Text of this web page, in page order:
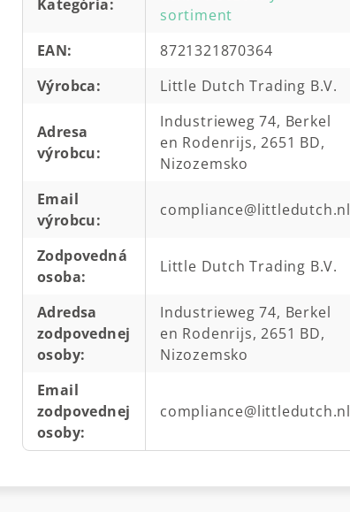
Kategória:
sortiment
EAN:
8721321870364
Výrobca: Little Dutch Trading B.V.
Adresa
výrobcu:
Industrieweg 74, Berkel
en Rodenrijs, 2651 BD,
Nizozemsko
Email
výrobcu:
compliance@littledutch.nl
Zodpovedná
osoba:
Little Dutch Trading B.V.
Adredsa
zodpovednej
osoby:
Industrieweg 74, Berkel
en Rodenrijs, 2651 BD,
Nizozemsko
Email
zodpovednej
osoby:
compliance@littledutch.nl